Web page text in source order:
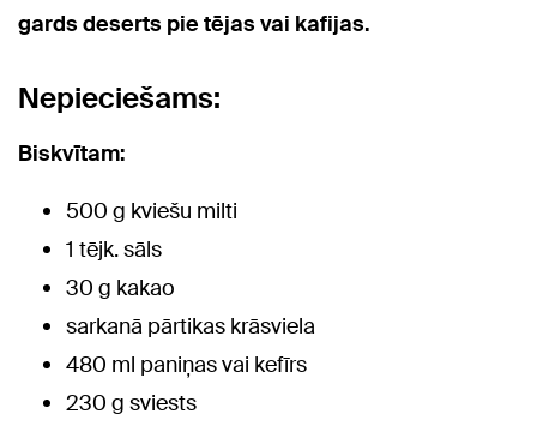
gards deserts pie tējas vai kafijas.
Nepieciešams:
Biskvītam:
500 g kviešu milti
1 tējk. sāls
30 g kakao
sarkanā pārtikas krāsviela
480 ml paniņas vai kefīrs
230 g sviests